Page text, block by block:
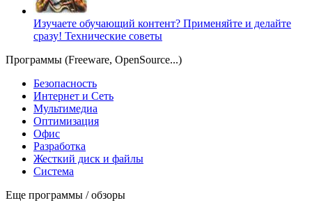
Изучаете обучающий контент? Применяйте и делайте
сразу! Технические советы
Программы (Freeware, OpenSource...)
Безопасность
Интернет и Сеть
Мультимедиа
Оптимизация
Офис
Разработка
Жесткий диск и файлы
Система
Еще программы / обзоры